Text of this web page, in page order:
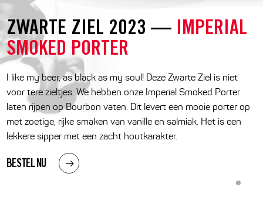
ZWARTE ZIEL 2023 — IMPERIAL
SMOKED PORTER
I like my beer, as black as my soul! Deze Zwarte Ziel is niet
voor tere zieltjes. We hebben onze Imperial Smoked Porter
laten rijpen op Bourbon vaten. Dit levert een mooie porter op
met zoetige, rijke smaken van vanille en salmiak. Het is een
lekkere sipper met een zacht houtkarakter.
BESTEL NU